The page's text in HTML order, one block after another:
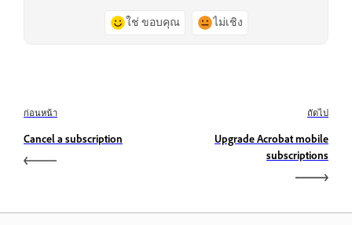
ใช่ ขอบคุณ ไม่เชิง
ก่อนหน้า
Cancel a subscription
ถัดไป
Upgrade Acrobat mobile
subscriptions